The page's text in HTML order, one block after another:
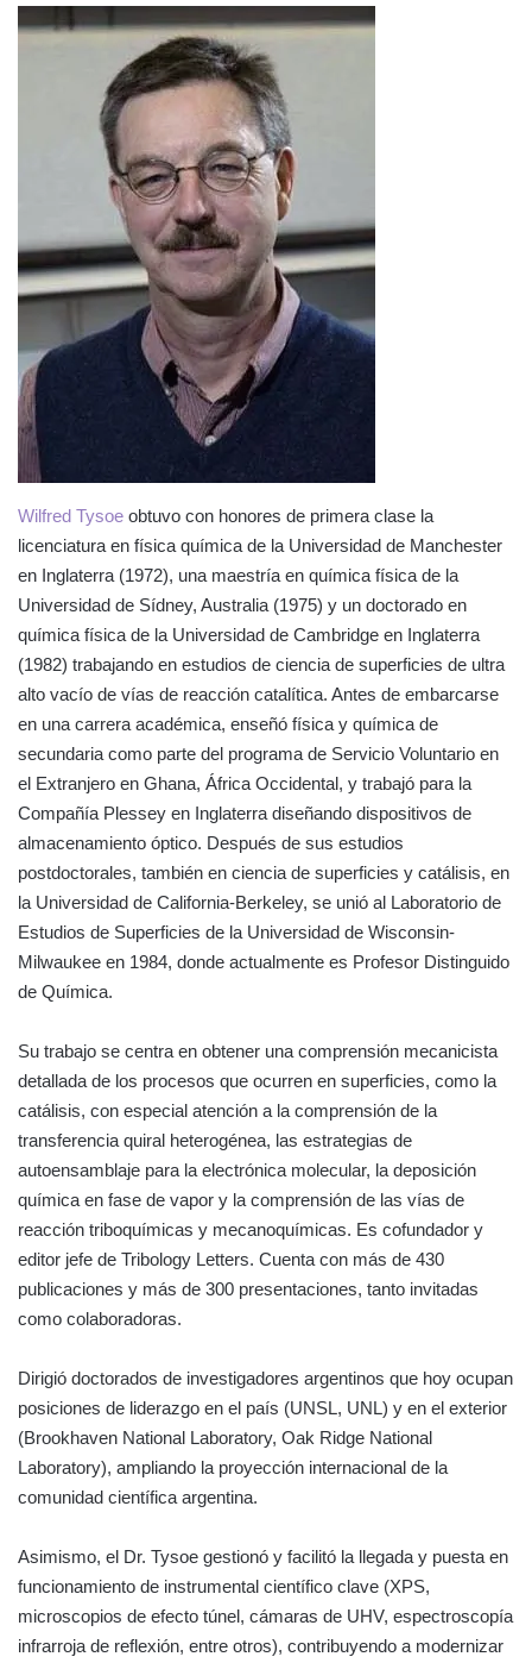
Wilfred Tysoe obtuvo con honores de primera clase la
licenciatura en física química de la Universidad de Manchester
en Inglaterra (1972), una maestría en química física de la
Universidad de Sídney, Australia (1975) y un doctorado en
química física de la Universidad de Cambridge en Inglaterra
(1982) trabajando en estudios de ciencia de superficies de ultra
alto vacío de vías de reacción catalítica. Antes de embarcarse
en una carrera académica, enseñó física y química de
secundaria como parte del programa de Servicio Voluntario en
el Extranjero en Ghana, África Occidental, y trabajó para la
Compañía Plessey en Inglaterra diseñando dispositivos de
almacenamiento óptico. Después de sus estudios
postdoctorales, también en ciencia de superficies y catálisis, en
la Universidad de California-Berkeley, se unió al Laboratorio de
Estudios de Superficies de la Universidad de Wisconsin-
Milwaukee en 1984, donde actualmente es Profesor Distinguido
de Química.
Su trabajo se centra en obtener una comprensión mecanicista
detallada de los procesos que ocurren en superficies, como la
catálisis, con especial atención a la comprensión de la
transferencia quiral heterogénea, las estrategias de
autoensamblaje para la electrónica molecular, la deposición
química en fase de vapor y la comprensión de las vías de
reacción triboquímicas y mecanoquímicas. Es cofundador y
editor jefe de Tribology Letters. Cuenta con más de 430
publicaciones y más de 300 presentaciones, tanto invitadas
como colaboradoras.
Dirigió doctorados de investigadores argentinos que hoy ocupan
posiciones de liderazgo en el país (UNSL, UNL) y en el exterior
(Brookhaven National Laboratory, Oak Ridge National
Laboratory), ampliando la proyección internacional de la
comunidad científica argentina.
Asimismo, el Dr. Tysoe gestionó y facilitó la llegada y puesta en
funcionamiento de instrumental científico clave (XPS,
microscopios de efecto túnel, cámaras de UHV, espectroscopía
infrarroja de reflexión, entre otros), contribuyendo a modernizar